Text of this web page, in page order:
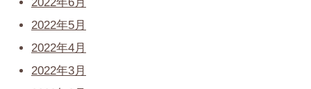
2022年5月
2022年4月
2022年3月